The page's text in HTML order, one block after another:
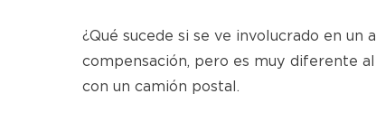
¿Qué sucede si se ve involucrado en un
compensación, pero es muy diferente
con un camión postal.